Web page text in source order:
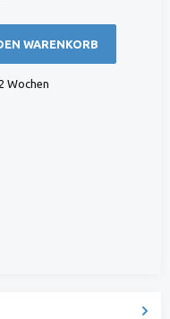
WARENKORB
Wochen